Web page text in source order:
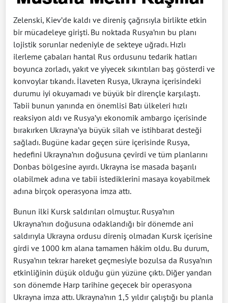
Zelenski, Kiev’de kaldı ve direniş çağrısıyla birlikte etkin
bir mücadeleye girişti. Bu noktada Rusya’nın bu planı
lojistik sorunlar nedeniyle de sekteye uğradı. Hızlı
ilerleme çabaları hantal Rus ordusunu tedarik hatları
boyunca zorladı, yakıt ve yiyecek sıkıntıları baş gösterdi ve
konvoylar tıkandı. İlaveten Rusya, Ukrayna içerisindeki
durumu iyi okuyamadı ve büyük bir dirençle karşılaştı.
Tabii bunun yanında en önemlisi Batı ülkeleri hızlı
reaksiyon aldı ve Rusya’yı ekonomik ambargo içerisinde
bırakırken Ukrayna’ya büyük silah ve istihbarat desteği
sağladı. Bugüne kadar geçen süre içerisinde Rusya,
hedefini Ukrayna’nın doğusuna çevirdi ve tüm planlarını
Donbas bölgesine ayırdı. Ukrayna ise masada başarılı
olabilmek adına ve tabii istediklerini masaya koyabilmek
adına birçok operasyona imza attı.
Bunun ilki Kursk saldırıları olmuştur. Rusya’nın
Ukrayna’nın doğusuna odaklandığı bir dönemde ani
saldırıyla Ukrayna ordusu direniş olmadan Kursk içerisine
girdi ve 1000 km alana tamamen hâkim oldu. Bu durum,
Rusya’nın tekrar hareket geçmesiyle bozulsa da Rusya’nın
etkinliğinin düşük olduğu gün yüzüne çıktı. Diğer yandan
son dönemde Harp tarihine geçecek bir operasyona
Ukrayna imza attı. Ukrayna’nın 1,5 yıldır çalıştığı bu planla